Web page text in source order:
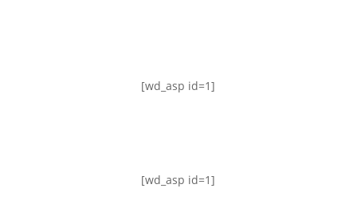
[wd_asp id=1]
[wd_asp id=1]